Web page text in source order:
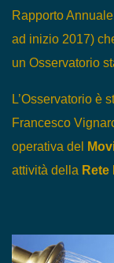
Rapporto
ad inizio 2017)
un Osservatorio
L’Osservatorio è
Francesco
operativa del
attività della Rete